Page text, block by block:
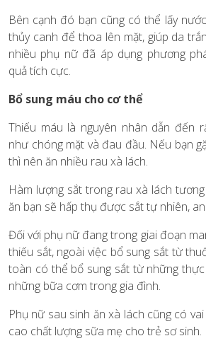
Bên cạnh đó bạn cũng có thể lấy
thủy canh để thoa lên mặt, giúp da
nhiều phụ nữ đã áp dụng phương
quả tích cực.
Bổ sung máu cho cơ thể
Thiếu máu là nguyên nhân dẫn đến
như chóng mặt và đau đầu. Nếu bạn
thì nên ăn nhiều rau xà lách.
Hàm lượng sắt trong rau xà lách
ăn bạn sẽ hấp thụ được sắt tự nhiên,
Đối với phụ nữ đang trong giai đoạn
thiếu sắt, ngoài việc bổ sung sắt từ
toàn có thể bổ sung sắt từ những
những bữa cơm trong gia đình.
Phụ nữ sau sinh ăn xà lách cũng có
cao chất lượng sữa mẹ cho trẻ sơ sinh.